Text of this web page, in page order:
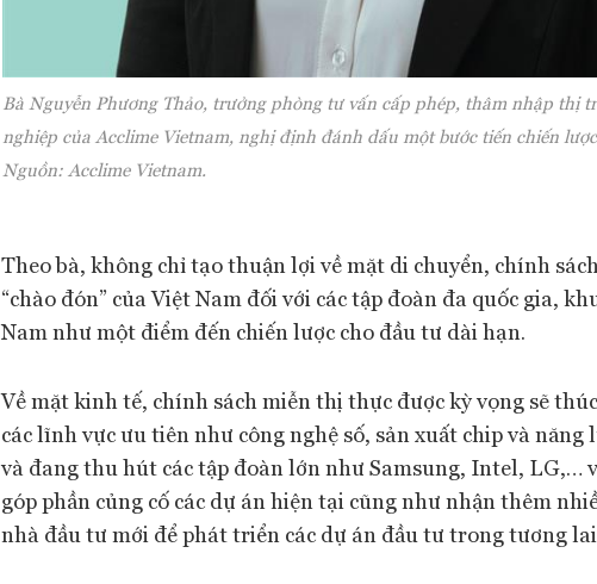
Bà Nguyễn Phương Thảo, trưởng phòng tư vấn cấp phép, thâm nhập thị
nghiệp của Acclime Vietnam, nghị định đánh dấu một bước tiến chiến
Nguồn: Acclime Vietnam.
Theo bà, không chỉ tạo thuận lợi về mặt di chuyển, chính
“chào đón” của Việt Nam đối với các tập đoàn đa quốc gia,
Nam như một điểm đến chiến lược cho đầu tư dài hạn.
Về mặt kinh tế, chính sách miễn thị thực được kỳ vọng sẽ
các lĩnh vực ưu tiên như công nghệ số, sản xuất chip và năng
và đang thu hút các tập đoàn lớn như Samsung, Intel, LG,…
góp phần củng cố các dự án hiện tại cũng như nhận thêm
nhà đầu tư mới để phát triển các dự án đầu tư trong tương